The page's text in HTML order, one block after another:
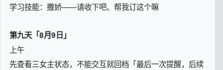
学习技能：撒娇——请收下吧、帮我订这个嘛
第九天「8月9日」
上午
先查看三女主状态，不能交互就回档「最后一次提醒，后续